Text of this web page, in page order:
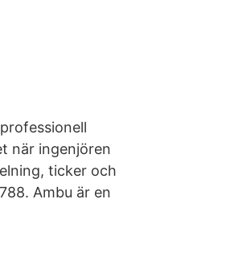
när ingenjören
ticker och
Ambu är en